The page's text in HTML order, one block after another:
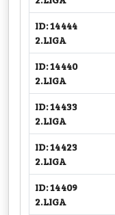
ID: 14444
2.LIGA
ID: 14440
2.LIGA
ID: 14433
2.LIGA
ID: 14423
2.LIGA
ID: 14409
2.LIGA